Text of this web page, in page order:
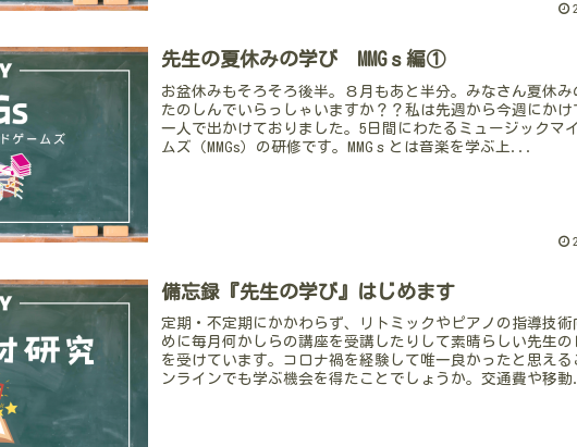
先生の夏休みの学び MMGｓ編①
お盆休みもそろそろ後半。８月もあと半分。みなさん夏休み
たのしんでいらっしゃいますか？？私は先週から今週にかけ
一人で出かけておりました。5日間にわたるミュージックマ
ムズ（MMGs）の研修です。MMGｓとは音楽を学ぶ上...
備忘録『先生の学び』はじめます
定期・不定期にかかわらず、リトミックやピアノの指導技術
めに毎月何かしらの講座を受講したりして素晴らしい先生の
を受けています。コロナ禍を経験して唯一良かったと思える
ンラインでも学ぶ機会を得たことでしょうか。交通費や移